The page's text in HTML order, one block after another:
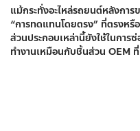
แม้กระทั่งอะไหล่รถยนต์หลังก
“การทดแทนโดยตรง” ที่ตรงหรื
ส่วนประกอบเหล่านี้ยังใช้ในการ
ทำงานเหมือนกับชิ้นส่วน OEM